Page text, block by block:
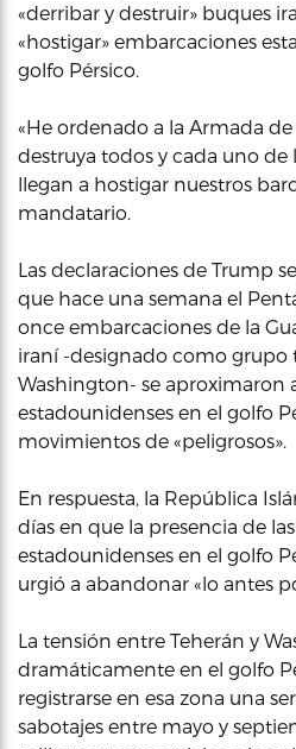
«derribar y destruir» buques
«hostigar» embarcaciones
golfo Pérsico.
«He ordenado a la Armada de
destruya todos y cada uno de
llegan a hostigar nuestros
mandatario.
Las declaraciones de Trump
que hace una semana el
once embarcaciones de la
iraní -designado como grupo
Washington- se aproximaron
estadounidenses en el golfo
movimientos de «peligrosos».
En respuesta, la República
días en que la presencia de
estadounidenses en el golfo
urgió a abandonar «lo antes
La tensión entre Teherán y
dramáticamente en el golfo
registrarse en esa zona una
sabotajes entre mayo y